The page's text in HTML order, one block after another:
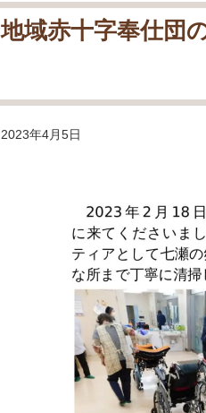
地域赤十字奉仕団
2023年4月5日